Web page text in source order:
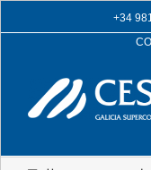
to
+34